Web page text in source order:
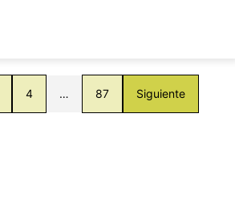
4 … 87 Siguiente